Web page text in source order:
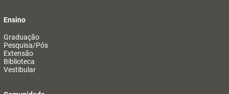
Ensino
Graduação
Pesquisa/Pós
Extensão
Biblioteca
Vestibular